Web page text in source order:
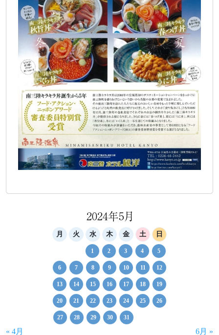
2024年5月
月 火 水 木 金 土 日
1 2 3 4 5
6 7 8 9 10 11 12
13 14 15 16 17 18 19
20 21 22 23 24 25 26
27 28 29 30 31
« 4月 6月 »